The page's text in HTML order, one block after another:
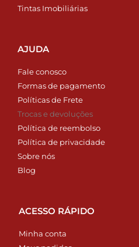
Tintas Imobiliárias
AJUDA
Fale conosco
Formas de pagamento
Políticas de Frete
Trocas e devoluções
Política de reembolso
Política de privacidade
Sobre nós
Blog
ACESSO RÁPIDO
Minha conta